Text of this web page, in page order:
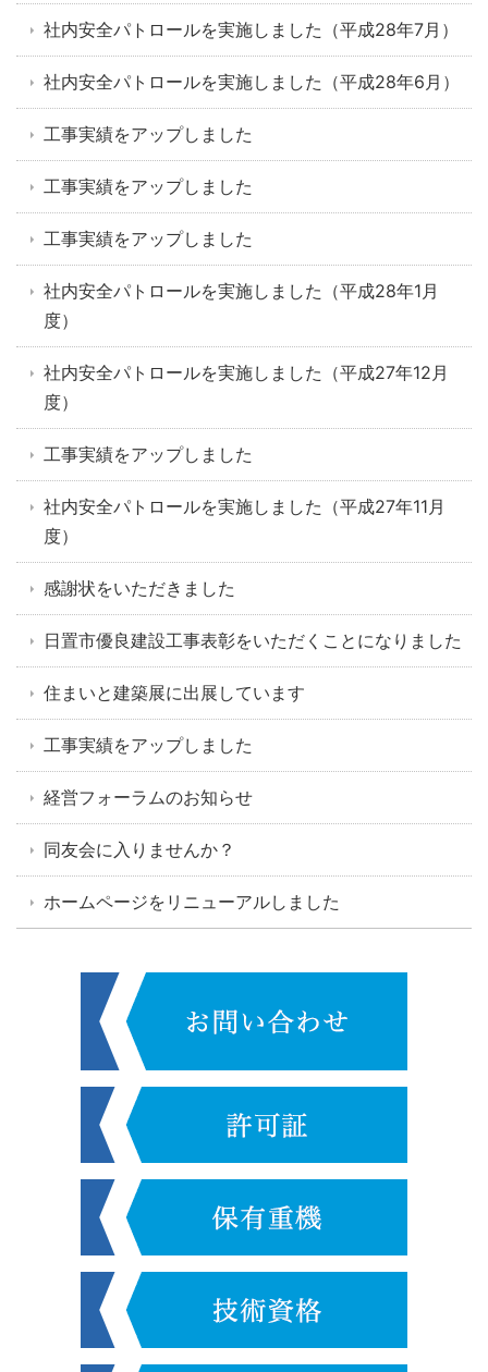
社内安全パトロールを実施しました（平成28年7月）
社内安全パトロールを実施しました（平成28年6月）
工事実績をアップしました
工事実績をアップしました
工事実績をアップしました
社内安全パトロールを実施しました（平成28年1月
度）
社内安全パトロールを実施しました（平成27年12月
度）
工事実績をアップしました
社内安全パトロールを実施しました（平成27年11月
度）
感謝状をいただきました
日置市優良建設工事表彰をいただくことになりました
住まいと建築展に出展しています
工事実績をアップしました
経営フォーラムのお知らせ
同友会に入りませんか？
ホームページをリニューアルしました